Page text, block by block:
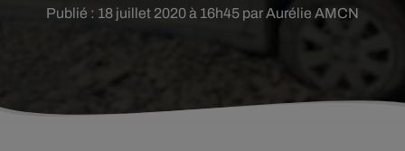
Publié : 18 juillet 2020 à 16h45 par Aurélie AMCN